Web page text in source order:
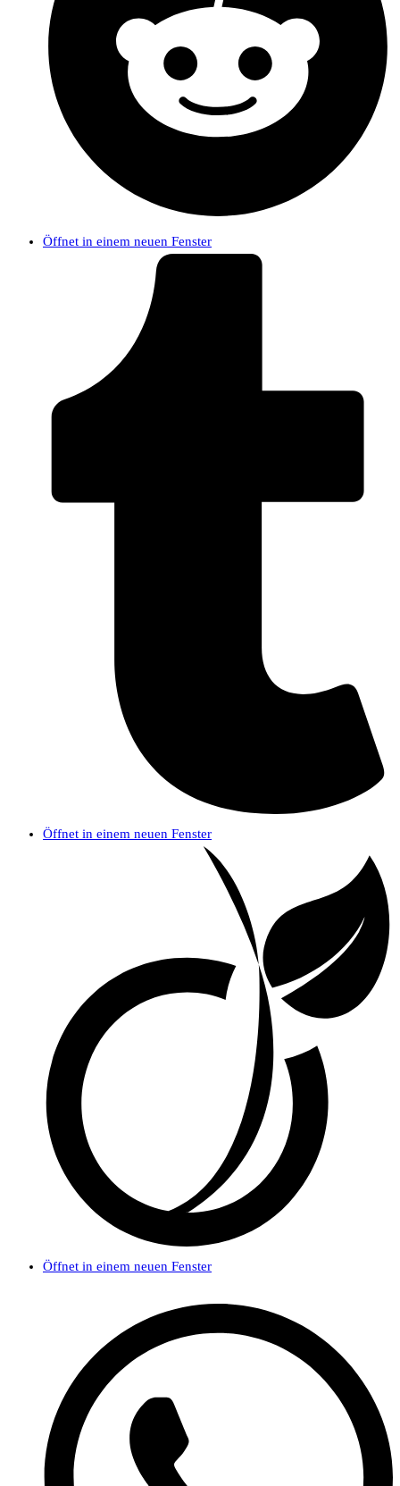
Öffnet in einem neuen Fenster
Öffnet in einem neuen Fenster
Öffnet in einem neuen Fenster